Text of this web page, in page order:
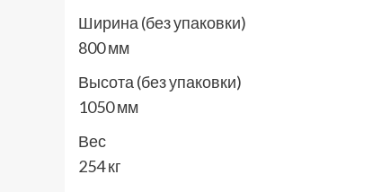
Ширина (без упаковки)
800 мм
Высота (без упаковки)
1050 мм
Вес
254 кг